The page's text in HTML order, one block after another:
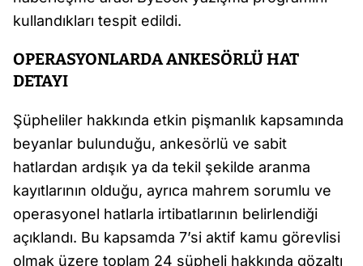
kullandıkları tespit edildi.
OPERASYONLARDA ANKESÖRLÜ HAT
DETAYI
Şüpheliler hakkında etkin pişmanlık kapsamında
beyanlar bulunduğu, ankesörlü ve sabit
hatlardan ardışık ya da tekil şekilde aranma
kayıtlarının olduğu, ayrıca mahrem sorumlu ve
operasyonel hatlarla irtibatlarının belirlendiği
açıklandı. Bu kapsamda 7’si aktif kamu görevlisi
olmak üzere toplam 24 şüpheli hakkında gözaltı